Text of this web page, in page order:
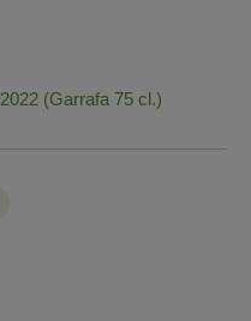
2022 (Garrafa 75 cl.)